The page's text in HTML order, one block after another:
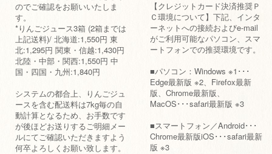
のでご確認をお願いいたしま
す。
*りんごジュース3箱 (2箱までは
上記送料)/ 北海道:1,550円 東
北:1,295円 関東・信越:1,430円
北陸・中部・関西:1,550円 中
国・四国・九州:1,840円
システムの都合上、りんごジュ
ースを含む配送料は7kg毎の自
動計算となるため、お手数です
が後ほどお送りするご明細メー
ルにてご確認いただきますよう
何卒よろしくお願い致します。
【クレジットカード決済推奨Ｐ
Ｃ環境について】下記、インタ
ーネットへの接続およびe-mail
がご利用可能なパソコン、スマ
ートフォンでの推奨環境です。
■パソコン：Windows ※1･･･
Edge最新版 ※2、Firefox最新
版、Chrome最新版、
MacOS･･･safari最新版 ※3
■スマートフォン／Android･･･
Chrome最新版iOS･･･safari最新
版 ※3